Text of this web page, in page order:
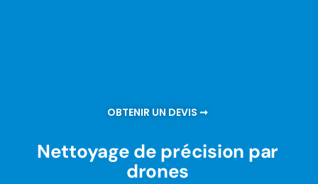
OBTENIR UN DEVIS ➞
Nettoyage de précision par
drones